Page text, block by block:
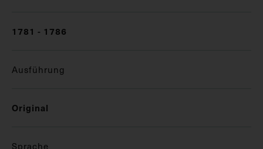
1781 - 1786
Ausführung
Original
Sprache